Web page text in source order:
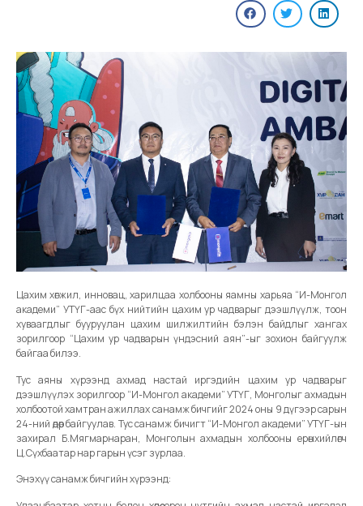
Цахим хөгжил, инновац, харилцаа холбооны яамны харьяа “И-Монгол
академи” УТҮГ-аас бүх нийтийн цахим ур чадварыг дээшлүүлж, тоон
хуваагдлыг бууруулан цахим шилжилтийн бэлэн байдлыг хангах
зорилгоор “Цахим ур чадварын үндэсний аян”-ыг зохион байгуулж
байгаа билээ.
Тус аяны хүрээнд ахмад настай иргэдийн цахим ур чадварыг
дээшлүүлэх зорилгоор “И-Монгол академи” УТҮГ, Монголыг ахмадын
холбоотой хамтран ажиллах санамж бичгийг 2024 оны 9 дүгээр сарын
24-ний өдөр байгуулав. Тус санамж бичигт “И-Монгол академи” УТҮГ-ын
захирал Б.Мягмарнаран, Монголын ахмадын холбооны ерөнхийлөгч
Ц.Сүхбаатар нар гарын үсэг зурлаа.
Энэхүү санамж бичгийн хүрээнд: